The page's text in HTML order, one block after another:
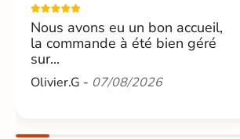
Nous avons eu un bon accueil,
la commande à été bien géré
sur...
Olivier.G - 07/08/2026